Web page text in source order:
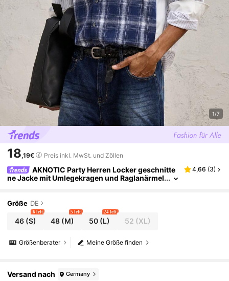
1/7
18,19€ Preis inkl. MwSt. und Zöllen
AKNOTIC Party Herren Locker geschnitte
ne Jacke mit Umlegekragen und Raglanärmel
4,66 (3)
Größe DE
46(S)
6 left
48 (M)
5 left
50(L)
24 left
52 (XL)
Meine Größe finden
Größenberater
Versand nach Germany